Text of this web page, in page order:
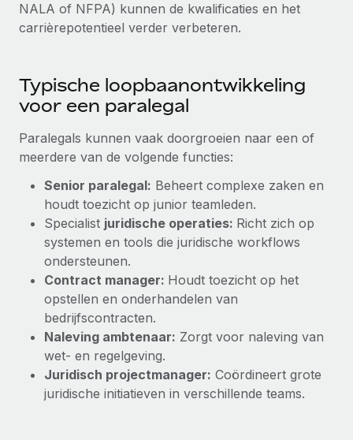
NALA of NFPA) kunnen de kwalificaties en het
carrièrepotentieel verder verbeteren.
Typische loopbaanontwikkeling
voor een paralegal
Paralegals kunnen vaak doorgroeien naar een of
meerdere van de volgende functies:
Senior paralegal: Beheert complexe zaken en
houdt toezicht op junior teamleden.
Specialist juridische operaties: Richt zich op
systemen en tools die juridische workflows
ondersteunen.
Contract manager: Houdt toezicht op het
opstellen en onderhandelen van
bedrijfscontracten.
Naleving ambtenaar: Zorgt voor naleving van
wet- en regelgeving.
Juridisch projectmanager: Coördineert grote
juridische initiatieven in verschillende teams.